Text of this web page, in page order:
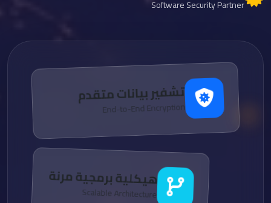
Software Security Partner
تشفير بيانات متقدم
End-to-End Encryption
هيكلية برمجية مرنة
Scalable Architecture